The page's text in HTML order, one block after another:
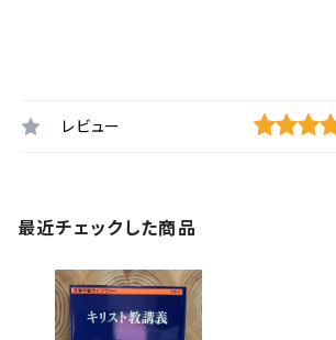
レビュー
最近チェックした商品